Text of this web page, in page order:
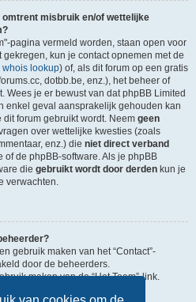
misbruik en/of wettelijke
pagina vermeld worden, staan open voor
kun je contact opnemen met de
whois lookup) of, als dit forum op een gratis
dotbb.be, enz.), het beheer of
Wees je er bewust van dat phpBB Limited
enkel geval aansprakelijk gehouden kan
forum gebruikt wordt. Neem geen
over wettelijke kwesties (zoals
enz.) die niet direct verband
of de phpBB-software. Als je phpBB
die gebruikt wordt door derden kun je
verwachten.
gebruik maken van het “Contact”-
door de beheerders.
maken van de “Het Team”-link.